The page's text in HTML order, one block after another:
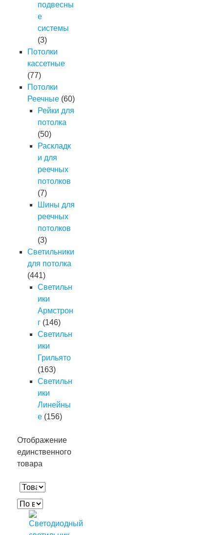
подвесны
е
системы
(3)
Потолки
кассетные
(77)
Потолки
Реечные (60)
Рейки для
потолка
(50)
Раскладк
и для
реечных
потолков
(7)
Шины для
реечных
потолков
(3)
Светильники
для потолка
(441)
Светильн
ики
Армстрон
г (146)
Светильн
ики
Грильято
(163)
Светильн
ики
Линейны
е (156)
Отображение
единственного
товара